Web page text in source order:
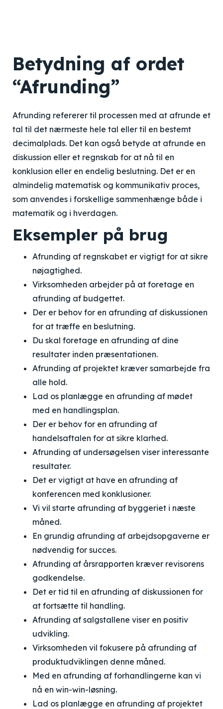
Betydning af ordet
“Afrunding”
Afrunding refererer til processen med at afrunde et
tal til det nærmeste hele tal eller til en bestemt
decimalplads. Det kan også betyde at afrunde en
diskussion eller et regnskab for at nå til en
konklusion eller en endelig beslutning. Det er en
almindelig matematisk og kommunikativ proces,
som anvendes i forskellige sammenhænge både i
matematik og i hverdagen.
Eksempler på brug
Afrunding af regnskabet er vigtigt for at sikre
nøjagtighed.
Virksomheden arbejder på at foretage en
afrunding af budgettet.
Der er behov for en afrunding af diskussionen
for at træffe en beslutning.
Du skal foretage en afrunding af dine
resultater inden præsentationen.
Afrunding af projektet kræver samarbejde fra
alle hold.
Lad os planlægge en afrunding af mødet
med en handlingsplan.
Der er behov for en afrunding af
handelsaftalen for at sikre klarhed.
Afrunding af undersøgelsen viser interessante
resultater.
Det er vigtigt at have en afrunding af
konferencen med konklusioner.
Vi vil starte afrunding af byggeriet i næste
måned.
En grundig afrunding af arbejdsopgaverne er
nødvendig for succes.
Afrunding af årsrapporten kræver revisorens
godkendelse.
Det er tid til en afrunding af diskussionen for
at fortsætte til handling.
Afrunding af salgstallene viser en positiv
udvikling.
Virksomheden vil fokusere på afrunding af
produktudviklingen denne måned.
Med en afrunding af forhandlingerne kan vi
nå en win-win-løsning.
Lad os planlægge en afrunding af projektet